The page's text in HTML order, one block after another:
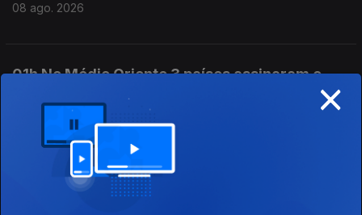
08 ago. 2026
01h No Médio Oriente 3 países assinaram o
08 ago. 2026
00h Ceuta: Médicos pedem intervenção
×